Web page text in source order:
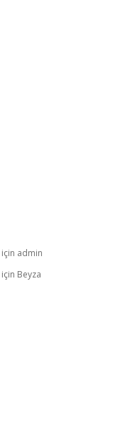
için admin
için Beyza